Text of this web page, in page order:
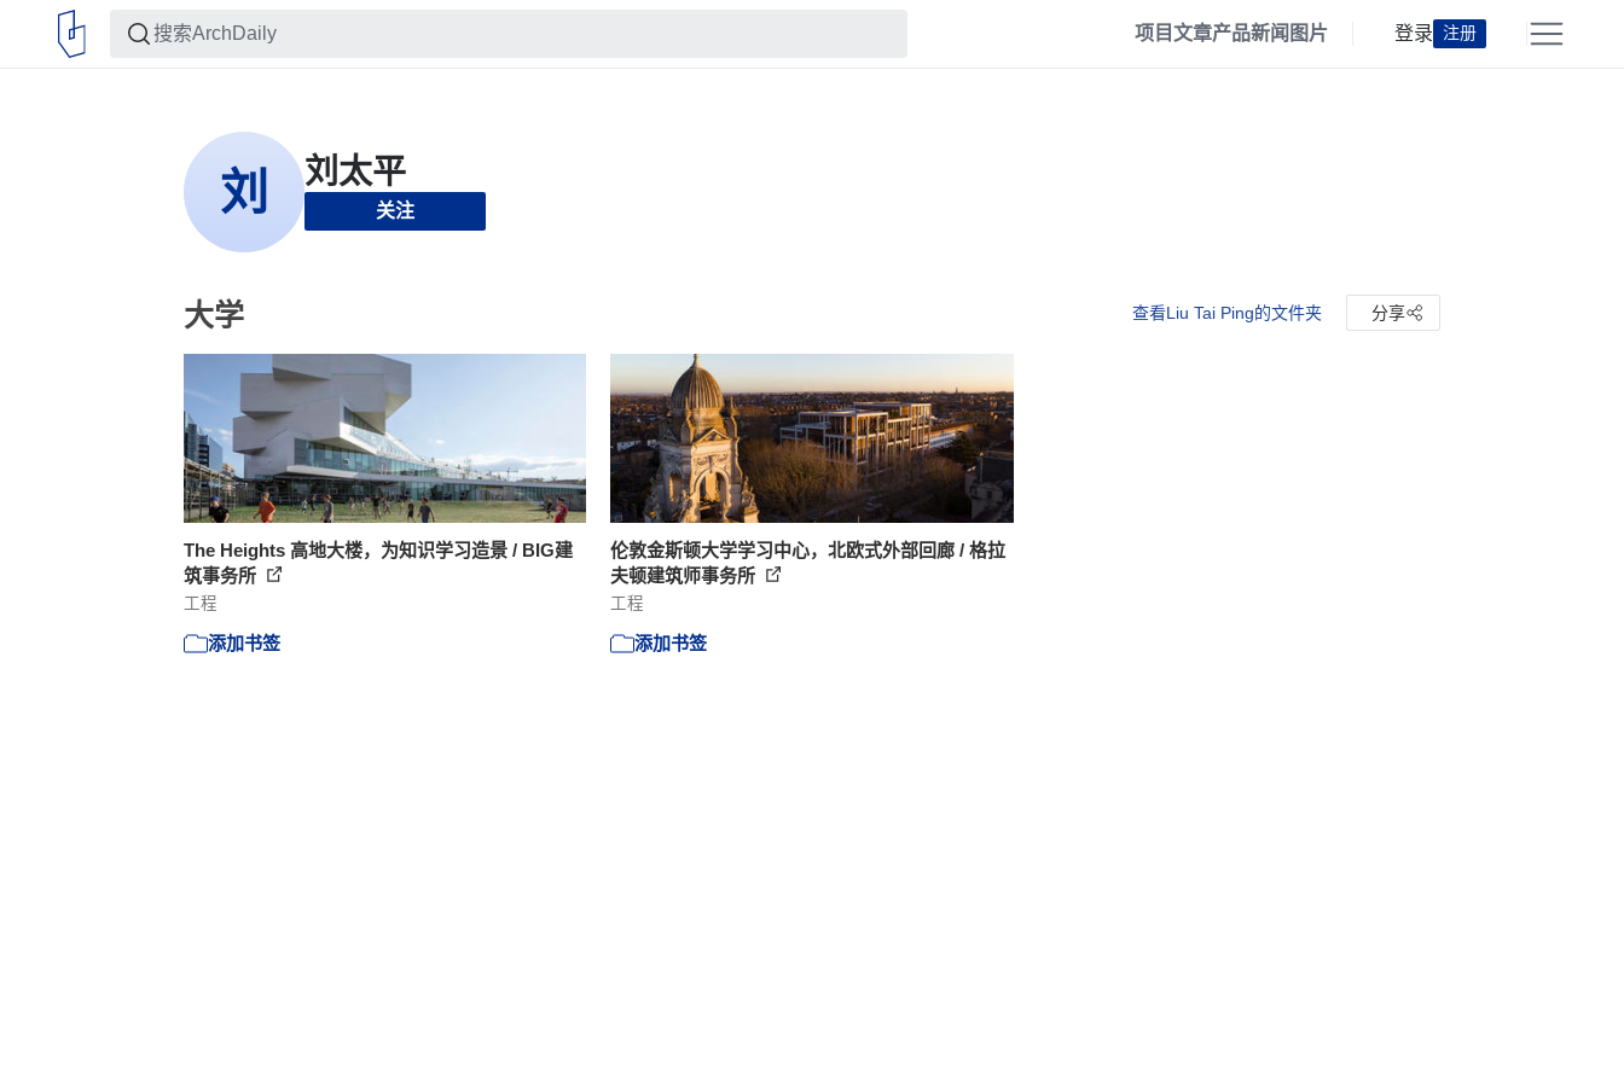
项目文章产品新闻 图片 登录 注册
关注
大学 查看Liu Tai Ping的文件夹 分享
The Heights 高地大楼，为知识学习造景 / BIG建
筑事务所
工程
添加书签
伦敦金斯顿大学学习中心，北欧式外部回廊 / 格拉
夫顿建筑师事务所
工程
添加书签